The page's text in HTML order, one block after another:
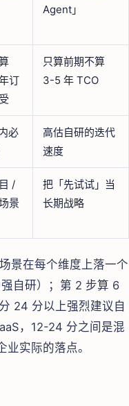
Agent」
订
只算前期不算
3-5 年 TCO
必
高估自研的迭代
速度
/
景
把「先试试」当
长期战略
景在每个维度上落一个
自研）；第 2 步算 6
24 分以上强烈建议自
，12-24 分之间是混
实际的落点。